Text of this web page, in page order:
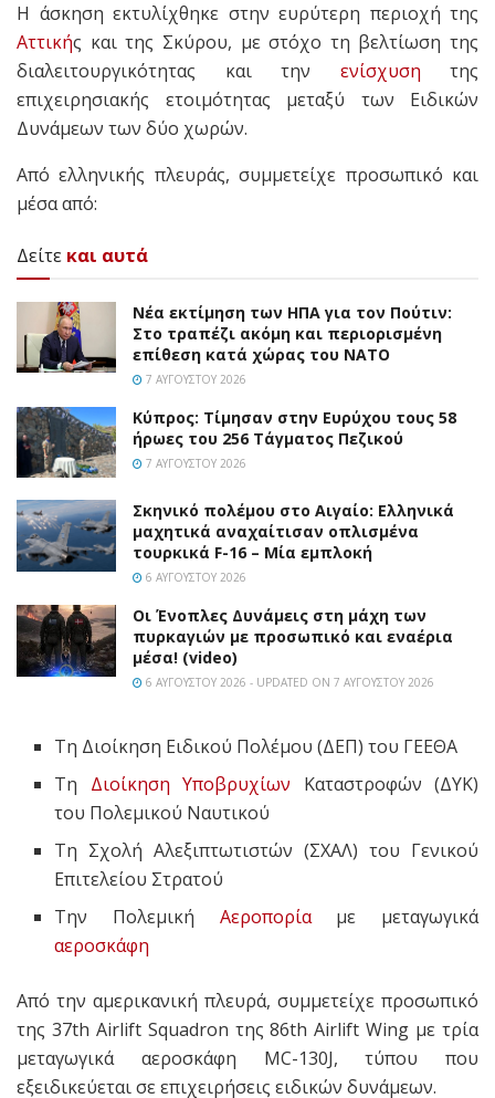
Η άσκηση εκτυλίχθηκε στην ευρύτερη περιοχή της
Αττικής και της Σκύρου, με στόχο τη βελτίωση της
διαλειτουργικότητας και την ενίσχυση της
επιχειρησιακής ετοιμότητας μεταξύ των Ειδικών
Δυνάμεων των δύο χωρών.
Από ελληνικής πλευράς, συμμετείχε προσωπικό και
μέσα από:
Δείτε και αυτά
Νέα εκτίμηση των ΗΠΑ για τον Πούτιν:
Στο τραπέζι ακόμη και περιορισμένη
επίθεση κατά χώρας του ΝΑΤΟ
7 ΑΥΓΟΎΣΤΟΥ 2026
Κύπρος: Τίμησαν στην Ευρύχου τους 58
ήρωες του 256 Τάγματος Πεζικού
7 ΑΥΓΟΎΣΤΟΥ 2026
Σκηνικό πολέμου στο Αιγαίο: Ελληνικά
μαχητικά αναχαίτισαν οπλισμένα
τουρκικά F-16 – Μία εμπλοκή
6 ΑΥΓΟΎΣΤΟΥ 2026
Οι Ένοπλες Δυνάμεις στη μάχη των
πυρκαγιών με προσωπικό και εναέρια
μέσα! (video)
6 ΑΥΓΟΎΣΤΟΥ 2026 - UPDATED ON 7 ΑΥΓΟΎΣΤΟΥ 2026
Τη Διοίκηση Ειδικού Πολέμου (ΔΕΠ) του ΓΕΕΘΑ
Τη Διοίκηση Υποβρυχίων Καταστροφών (ΔΥΚ)
του Πολεμικού Ναυτικού
Τη Σχολή Αλεξιπτωτιστών (ΣΧΑΛ) του Γενικού
Επιτελείου Στρατού
Την Πολεμική Αεροπορίαμε μεταγωγικά
αεροσκάφη
Από την αμερικανική πλευρά, συμμετείχε προσωπικό
της 37th Airlift Squadron της 86th Airlift Wing με τρία
μεταγωγικά αεροσκάφη MC-130J, τύπου που
εξειδικεύεται σε επιχειρήσεις ειδικών δυνάμεων.